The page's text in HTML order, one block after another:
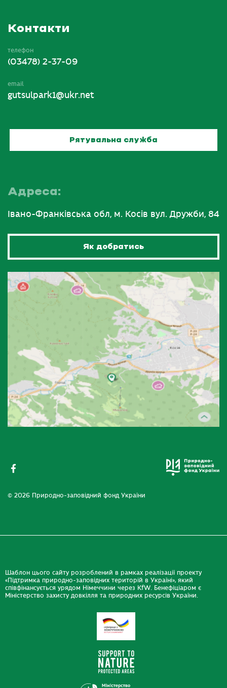
Контакти
телефон
(03478) 2-37-09
email
gutsulpark1@ukr.net
Рятувальна служба
Адреса:
Івано-Франківська обл, м. Косів вул. Дружби, 84
Як добратись
© 2026 Природно-заповідний фонд України
Шаблон цього сайту розроблений в рамках реалізації проекту
«Підтримка природно-заповідних територій в Україні», який
співфінансується урядом Німеччини через KfW. Бенефіціаром є
Міністерство захисту довкілля та природних ресурсів України.